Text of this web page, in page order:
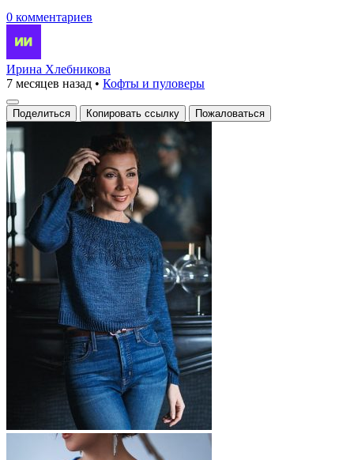
0 комментариев
Ирина Хлебникова
7 месяцев назад • Кофты и пуловеры
Поделиться Копировать ссылку Пожаловаться